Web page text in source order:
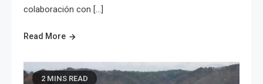
colaboración con […]
Read More
2 MINS READ